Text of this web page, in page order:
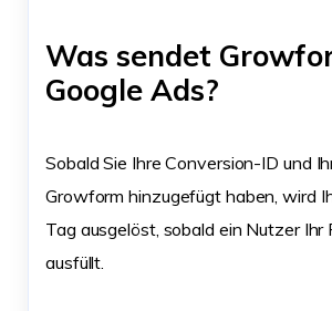
Was sendet
Google Ads?
Sobald Sie Ihre Conversion-ID und
Growform hinzugefügt haben, wird
Tag ausgelöst, sobald ein Nutzer Ihr
ausfüllt.